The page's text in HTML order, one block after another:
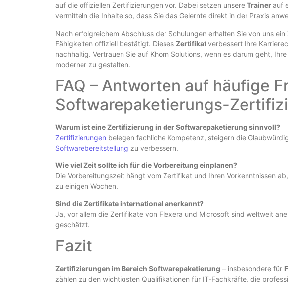
auf die offiziellen Zertifizierungen vor. Dabei setzen unsere Trainerauf
vermitteln die Inhalte so, dass Sie das Gelernte direkt in der Praxis
Nach erfolgreichem Abschluss der Schulungen erhalten Sie von uns ein
Fähigkeiten offiziell bestätigt. Dieses Zertifikatverbessert Ihre
nachhaltig. Vertrauen Sie auf Khorn Solutions, wenn es darum geht,
moderner zu gestalten.
FAQ – Antworten auf häufige
Softwarepaketierungs-
Warum ist eine Zertifizierung in der Softwarepaketierung sinnvoll?
Zertifizierungen belegen fachliche Kompetenz, steigern die
Softwarebereitstellung zu verbessern.
Wie viel Zeit sollte ich für die Vorbereitung einplanen?
Die Vorbereitungszeit hängt vom Zertifikat und Ihren Vorkenntnissen
zu einigen Wochen.
Sind die Zertifikate international anerkannt?
Ja, vor allem die Zertifikate von Flexera und Microsoft sind weltweit
geschätzt.
Fazit
Zertifizierungen im Bereich Softwarepaketierung – insbesondere für
zählen zu den wichtigsten Qualifikationen für IT-Fachkräfte, die